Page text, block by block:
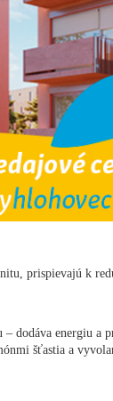
prispievajú k
– dodáva energiu a
šťastia a